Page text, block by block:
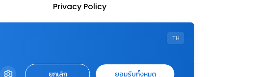
Privacy Policy
TH
ยกเลิก ยอมรับทั้งหมด